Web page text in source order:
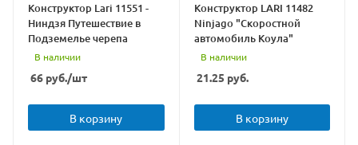
Конструктор Lari 11551 -
Ниндзя Путешествие в
Подземелье черепа
В наличии
66 руб./шт
В корзину
Конструктор LARI 11482
Ninjago "Скоростной
автомобиль Коула"
В наличии
21.25 руб.
В корзину